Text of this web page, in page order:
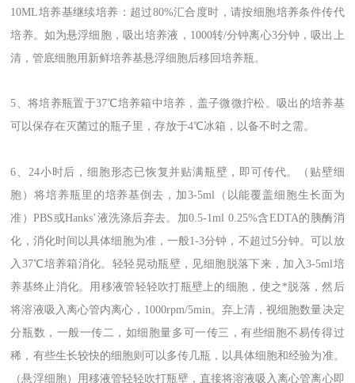
10ML培养基继续培养：超过80%汇合度时，请按细胞培养条件传代
培养。如为悬浮细胞，吸出培养液，1000转/分钟离心3分钟，吸出上
清，管底细胞用新鲜培养基悬浮细胞后移回培养瓶。
5、将培养瓶置于37℃培养箱中培养，盖子微微拧松。吸出的培养基
可以保存在灭菌过的瓶子里，存放于4℃冰箱，以备不时之需。
6、24小时后，细胞形态已恢复并贴满瓶壁，即可传代。（贴壁细
胞）将培养瓶里的培养基倒去，加3-5ml（以能覆盖细胞生长面为
准）PBS或Hanks’液洗涤后弃去。加0.5-1ml 0.25%含EDTA的胰酶消
化，消化时间以具体细胞为准，一般1-3分钟，不超过5分钟。可以放
入37℃培养箱消化。轻轻晃动瓶壁，见细胞脱落下来，加入3-5ml培
养基终止消化。用移液管轻轻吹打瓶壁上的细胞，使之*脱落，然后
将溶液吸入离心管内离心，1000rpm/5min。弃上清，视细胞数量决定
分瓶数，一般一传二，如细胞量多可一传三，有些细胞不易传得过
稀，有些生长较快的细胞则可以多传几瓶，以具体细胞和经验为准。
（悬浮细胞）用移液管轻轻吹打瓶壁，直接将溶液吸入离心管离心即